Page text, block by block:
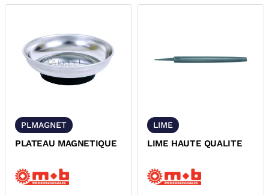
PLMAGNET
PLATEAU MAGNETIQUE
LIME
LIME HAUTE QUALITE